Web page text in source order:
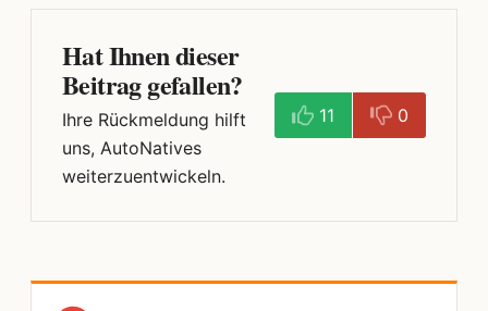
Hat Ihnen dieser
Beitrag gefallen?
Ihre Rückmeldung hilft
uns, AutoNatives
weiterzuentwickeln.
11 0